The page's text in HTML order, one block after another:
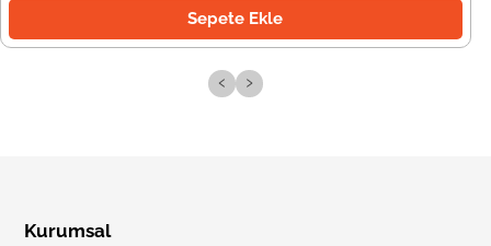
Sepete Ekle
‹ ›
Kurumsal